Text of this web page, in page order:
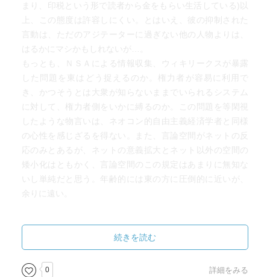
まり、印税という形で読者から金をもらい生活している)以
上、この態度は許容しにくい。とはいえ、彼の抑制された
言動は、ただのアジテーターに過ぎない他の人物よりは、
はるかにマシかもしれないが…。
もっとも、ＮＳＡによる情報収集、ウィキリークスが暴露
した問題を東はどう捉えるのか。権力者が容易に利用で
き、かつそうとは大衆が知らないままでいられるシステム
に対して、権力者側をいかに縛るのか。この問題を等閑視
したような物言いは、ネオコン的自由主義経済学者と同様
の心性を感じざるを得ない。また、言論空間がネットの反
応のみとあるが、ネットの意義拡大とネット以外の空間の
矮小化はともかく、言論空間のこの規定はあまりに無知な
いし単純だと思う。年齢的には東の方に圧倒的に近いが、
余りに遠い。
続きを読む
0 詳細をみる